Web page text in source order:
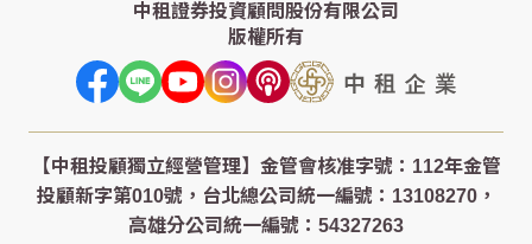
中租證券投資顧問股份有限公司
版權所有